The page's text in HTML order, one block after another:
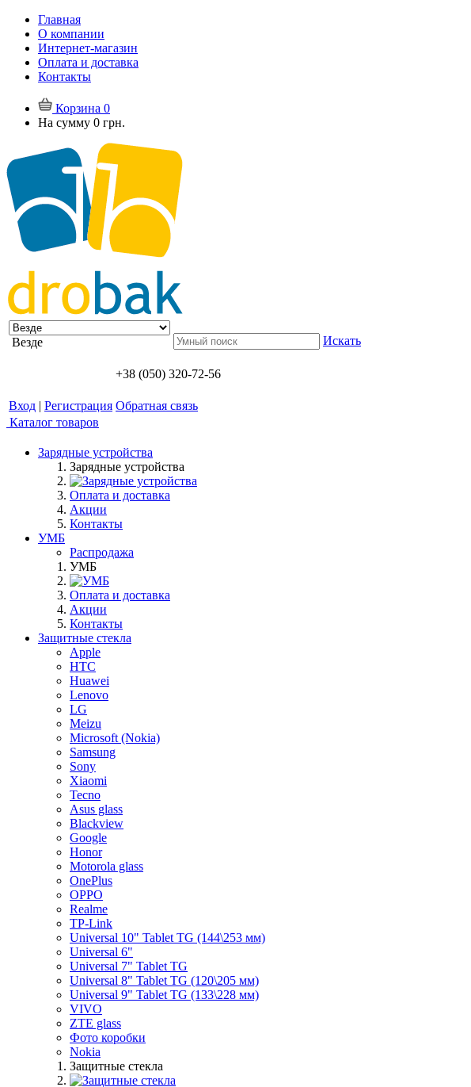
Главная
О компании
Интернет-магазин
Оплата и доставка
Контакты
Корзина 0
На сумму 0 грн.
Везде Искать
+38 (050) 320-72-56
Вход | Регистрация Обратная связь
Каталог товаров
Зарядные устройства
Зарядные устройства
Оплата и доставка
Акции
Контакты
УМБ
Распродажа
УМБ
Оплата и доставка
Акции
Контакты
Защитные стекла
Apple
HTC
Huawei
Lenovo
LG
Meizu
Microsoft (Nokia)
Samsung
Sony
Xiaomi
Tecno
Asus glass
Blackview
Google
Honor
Motorola glass
OnePlus
OPPO
Realme
TP-Link
Universal 10" Tablet TG (144\253 мм)
Universal 6"
Universal 7" Tablet TG
Universal 8" Tablet TG (120\205 мм)
Universal 9" Tablet TG (133\228 мм)
VIVO
ZTE glass
Фото коробки
Nokia
Защитные стекла